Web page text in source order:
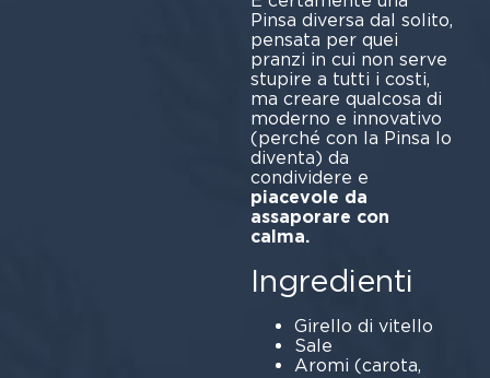
Pinsa diversa dal solito,
pensata per quei
pranzi in cui non serve
stupire a tutti i costi,
ma creare qualcosa di
moderno e innovativo
(perché con la Pinsa lo
diventa) da
condividere e
piacevole da
assaporare con
Ingredienti
Girello di vitello
Sale
Aromi (carota,